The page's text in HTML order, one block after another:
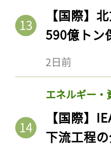
【国際】
590億トン
2日前
エネルギー・
【国際】
下流工程